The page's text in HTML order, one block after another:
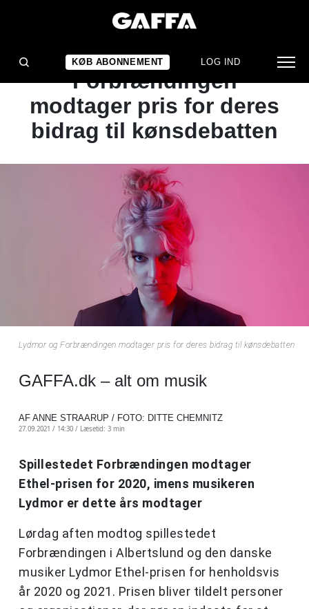
KØB ABONNEMENT LOG IND
NYHED
Lydmor og
Forbrændingen
modtager pris for deres
bidrag til kønsdebatten
Lydmor og Forbrændingen modtager pris for deres bidrag til kønsdebatten
GAFFA.dk – alt om musik
AF ANNE STRAARUP / FOTO: DITTE CHEMNITZ
27.09.2021 / 14:30 / Læsetid: 3 min
Spillestedet Forbrændingen modtager
Ethel-prisen for 2020, imens musikeren
Lydmor er dette års modtager
Lørdag aften modtog spillestedet
Forbrændingen i Albertslund og den danske
musiker Lydmor Ethel-prisen for henholdsvis
år 2020 og 2021. Prisen bliver tildelt personer